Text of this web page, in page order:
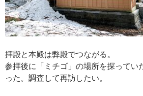
拝殿と本殿は弊殿でつながる。
参拝後に「ミチゴ」の場所を探ってい
った。調査して再訪したい。